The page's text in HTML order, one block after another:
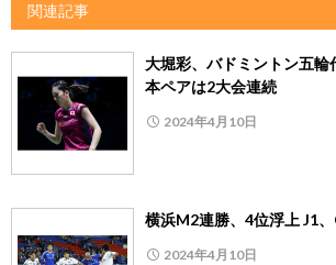
関連記事
大堀彩、バドミントン五輪
本ペアは2大会連続
2024年4月10日
横浜M2連勝、4位浮上 J1
2024年4月10日